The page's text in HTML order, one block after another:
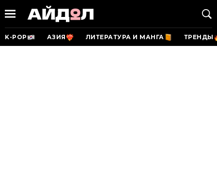
K-POP АЗИЯ ЛИТЕРАТУРА И МАНГА ТРЕНДЫ